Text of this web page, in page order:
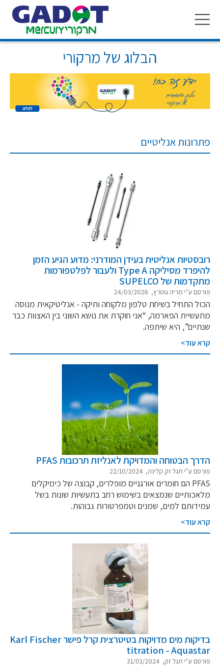
Toggle
navigation
הבלוג של מרקורי
פתרונות אנליטיים
רובסטיות אנליטית בעידן המודרני: מדוע הגיע הזמן
להיפרד מסיליקה Type A ולעבור לפלטפורמות
מתקדמות של SUPELCO
פורסם ע"י מריה גוטרץ, 24/03/2026
הכול התחיל בשיחת טלפון מלקוחה ותיקה - אנליטיקאית מנוסה
מתעשיית הפארמה, “אני חוקרת את נושא השוני בין האצוות כבר
שנתיים”, היא שיתפה.
קרא עוד>
הדרך הבטוחה והמדויקת לאנליזת תרכובות PFAS
פורסם ע"י תגל זק קלינה, 22/10/2024
PFAS הם חומרים אורגניים מופלרים, קבוצה של כימיקלים
מלאכותיים שנמצאים בשימוש רחב בתעשיות שונות בשל
עמידותם למים, שמנים וטמפרטורות גבוהות.
קרא עוד>
בדיקות מים מדויקות בטיטרצית קרל פישר Karl Fischer
titration - Aquastar
פורסם ע"י תגל זק, 31/01/2024